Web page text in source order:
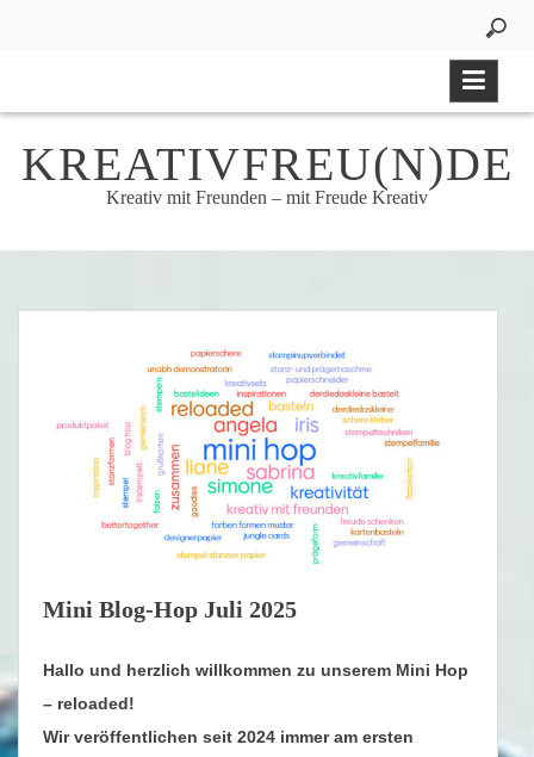
KREATIVFREU(N)DE
Kreativ mit Freunden – mit Freude Kreativ
Mini Blog-Hop Juli 2025
Hallo und herzlich willkommen zu unserem Mini Hop
– reloaded!
Wir veröffentlichen seit 2024 immer am ersten